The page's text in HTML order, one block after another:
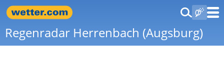
Regenradar Herrenbach (Augsburg)